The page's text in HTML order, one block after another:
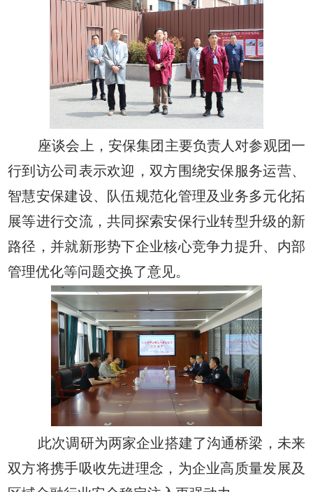
座谈会上，安保集团主要负责人对参观团一
行到访公司表示欢迎，双方围绕安保服务运营、
智慧安保建设、队伍规范化管理及业务多元化拓
展等进行交流，共同探索安保行业转型升级的新
路径，并就新形势下企业核心竞争力提升、内部
管理优化等问题交换了意见。
此次调研为两家企业搭建了沟通桥梁，未来
双方将携手吸收先进理念，为企业高质量发展及